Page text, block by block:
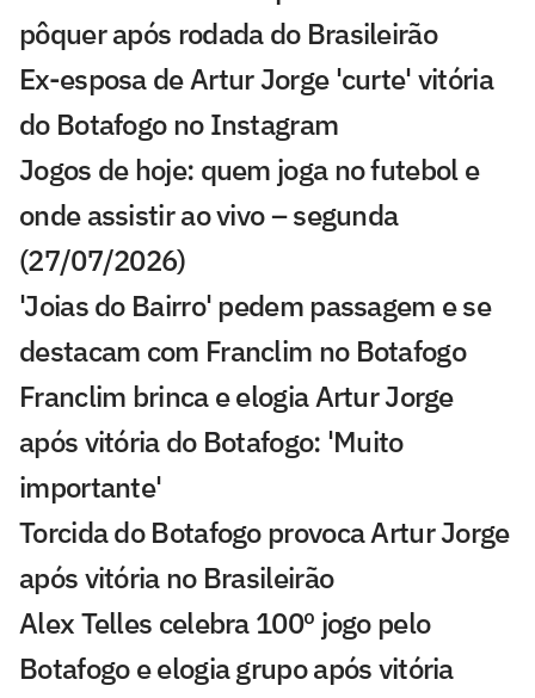
pôquer após rodada do Brasileirão
Ex-esposa de Artur Jorge 'curte' vitória
do Botafogo no Instagram
Jogos de hoje: quem joga no futebol e
onde assistir ao vivo – segunda
(27/07/2026)
'Joias do Bairro' pedem passagem e se
destacam com Franclim no Botafogo
Franclim brinca e elogia Artur Jorge
após vitória do Botafogo: 'Muito
importante'
Torcida do Botafogo provoca Artur Jorge
após vitória no Brasileirão
Alex Telles celebra 100º jogo pelo
Botafogo e elogia grupo após vitória